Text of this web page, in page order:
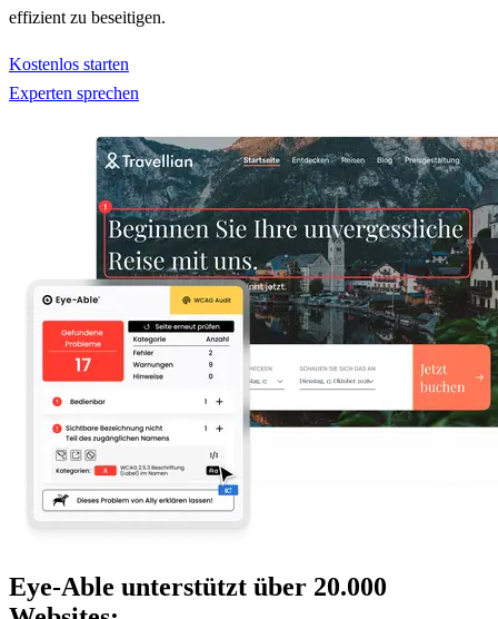
effizient zu beseitigen.
Kostenlos starten
Experten sprechen
Eye-Able unterstützt über 20.000